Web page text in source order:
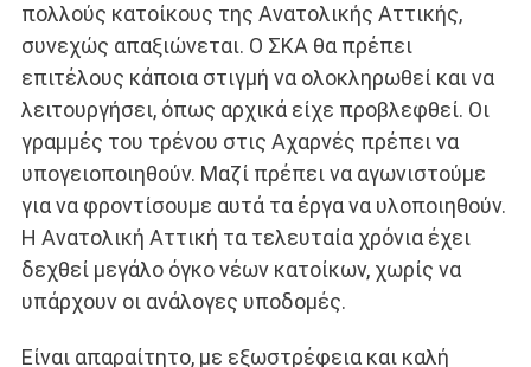
πολλούς κατοίκους της Ανατολικής Αττικής,
συνεχώς απαξιώνεται. Ο ΣΚΑ θα πρέπει
επιτέλους κάποια στιγμή να ολοκληρωθεί και να
λειτουργήσει, όπως αρχικά είχε προβλεφθεί. Οι
γραμμές του τρένου στις Αχαρνές πρέπει να
υπογειοποιηθούν. Μαζί πρέπει να αγωνιστούμε
για να φροντίσουμε αυτά τα έργα να υλοποιηθούν.
Η Ανατολική Αττική τα τελευταία χρόνια έχει
δεχθεί μεγάλο όγκο νέων κατοίκων, χωρίς να
υπάρχουν οι ανάλογες υποδομές.
Είναι απαραίτητο, με εξωστρέφεια και καλή